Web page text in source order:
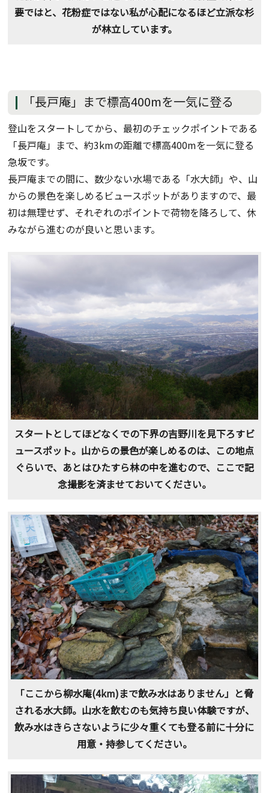
要ではと、花粉症ではない私が心配になるほど立派な杉
が林立しています。
「長戸庵」まで標高400mを一気に登る
登山をスタートしてから、最初のチェックポイントである
「長戸庵」まで、約3kmの距離で標高400mを一気に登る
急坂です。
長戸庵までの間に、数少ない水場である「水大師」や、山
からの景色を楽しめるビュースポットがありますので、最
初は無理せず、それぞれのポイントで荷物を降ろして、休
みながら進むのが良いと思います。
スタートとしてほどなくでの下界の吉野川を見下ろすビ
ュースポット。山からの景色が楽しめるのは、この地点
ぐらいで、あとはひたすら林の中を進むので、ここで記
念撮影を済ませておいてください。
「ここから柳水庵(4km)まで飲み水はありません」と脅
される水大師。山水を飲むのも気持ち良い体験ですが、
飲み水はきらさないように少々重くても登る前に十分に
用意・持参してください。